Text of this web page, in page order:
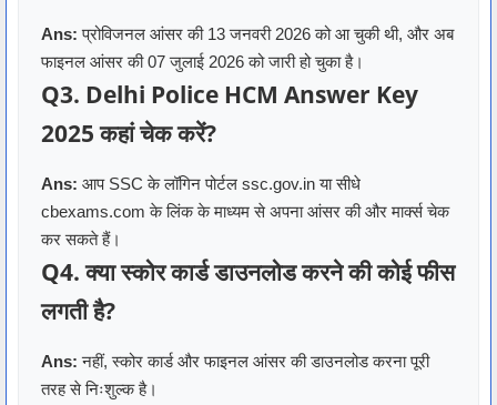
Ans: प्रोविजनल आंसर की 13 जनवरी 2026 को आ चुकी थी, और अब
फाइनल आंसर की 07 जुलाई 2026 को जारी हो चुका है।
Q3. Delhi Police HCM Answer Key
2025 कहां चेक करें?
Ans: आप SSC के लॉगिन पोर्टल ssc.gov.in या सीधे
cbexams.com के लिंक के माध्यम से अपना आंसर की और मार्क्स चेक
कर सकते हैं।
Q4. क्या स्कोर कार्ड डाउनलोड करने की कोई फीस
लगती है?
Ans: नहीं, स्कोर कार्ड और फाइनल आंसर की डाउनलोड करना पूरी
तरह से निःशुल्क है।